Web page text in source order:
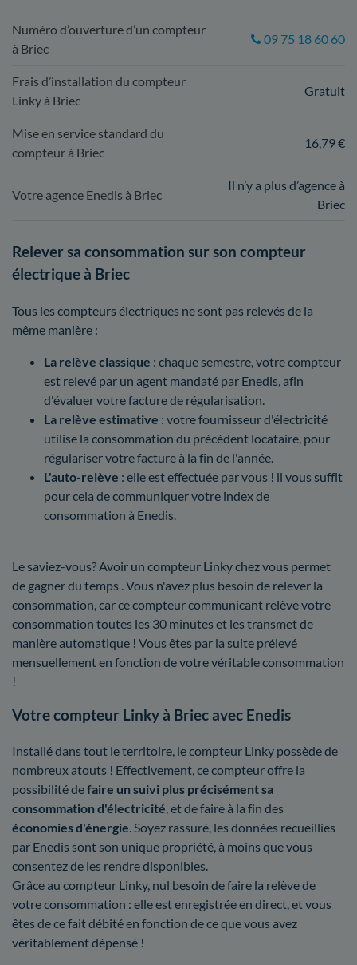
Numéro d’ouverture d’un compteur
à Briec
09 75 18 60 60
Frais d’installation du compteur
Linky à Briec
Gratuit
Mise en service standard du
compteur à Briec
16,79 €
Votre agence Enedis à Briec
Il n’y a plus d’agence à
Briec
Relever sa consommation sur son compteur
électrique à Briec
Tous les compteurs électriques ne sont pas relevés de la
même manière :
La relève classique : chaque semestre, votre compteur
est relevé par un agent mandaté par Enedis, afin
d'évaluer votre facture de régularisation.
La relève estimative : votre fournisseur d'électricité
utilise la consommation du précédent locataire, pour
régulariser votre facture à la fin de l'année.
L'auto-relève : elle est effectuée par vous ! ll vous suffit
pour cela de communiquer votre index de
consommation à Enedis.
Le saviez-vous? Avoir un compteur Linky chez vous permet
de gagner du temps . Vous n'avez plus besoin de relever la
consommation, car ce compteur communicant relève votre
consommation toutes les 30 minutes et les transmet de
manière automatique ! Vous êtes par la suite prélevé
mensuellement en fonction de votre véritable consommation
!
Votre compteur Linky à Briec avec Enedis
Installé dans tout le territoire, le compteur Linky possède de
nombreux atouts ! Effectivement, ce compteur offre la
possibilité defaire un suivi plus précisément sa
consommation d'électricité , et de faire à la fin des
économies d'énergie . Soyez rassuré, les données recueillies
par Enedis sont son unique propriété, à moins que vous
consentez de les rendre disponibles.
Grâce au compteur Linky, nul besoin de faire la relève de
votre consommation : elle est enregistrée en direct, et vous
êtes de ce fait débité en fonction de ce que vous avez
véritablement dépensé !